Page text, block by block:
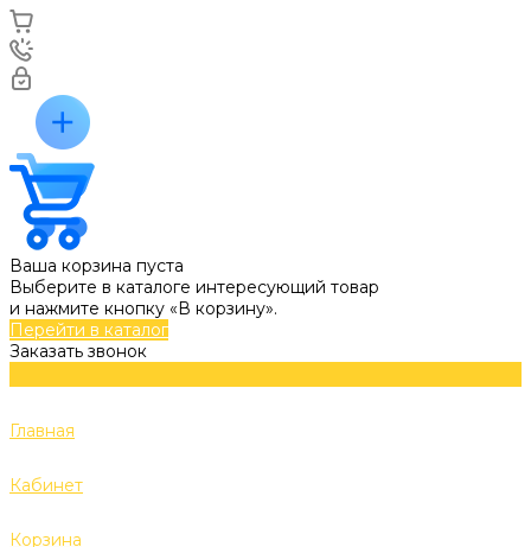
Ваша корзина пуста
Выберите в каталоге интересующий товар
и нажмите кнопку «В корзину».
Перейти в каталог
Заказать звонок
Главная
Кабинет
Корзина